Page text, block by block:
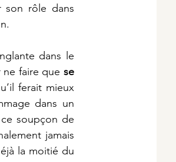
son rôle dans
dans le
faire que se
ferait mieux
dans un
jamais
la moitié du